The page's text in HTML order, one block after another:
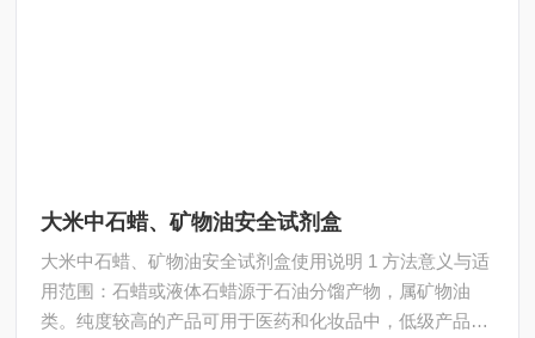
大米中石蜡、矿物油安全试剂盒
大米中石蜡、矿物油安全试剂盒使用说明 1 方法意义与适
用范围：石蜡或液体石蜡源于石油分馏产物，属矿物油
类。纯度较高的产品可用于医药和化妆品中，低级产品中